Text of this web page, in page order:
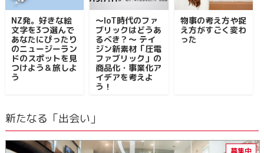
NZ発。好きな絵
文字を3つ選んで
あなたにぴったり
のニュージーラン
ドのスポットを見
つけよう＆旅しよ
う
〜IoT時代のファ
ブリックはどうあ
るべき？〜 テイ
ジン新素材「圧電
ファブリック」の
商品化・事業化ア
イデアを考えよ
う！
物事の考え方や捉
え方がすごく変わ
った
新たなる「出会い」